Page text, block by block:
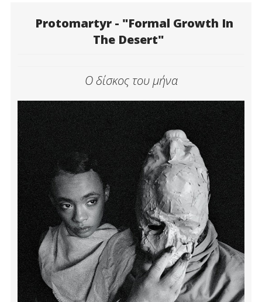
Protomartyr - "Formal Growth In
The Desert"
Ο δίσκος του μήνα